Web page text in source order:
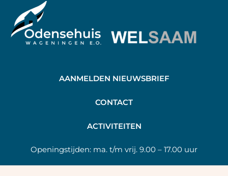
AANMELDEN NIEUWSBRIEF
CONTACT
ACTIVITEITEN
Openingstijden: ma. t/m vrij. 9.00 – 17.00 uur